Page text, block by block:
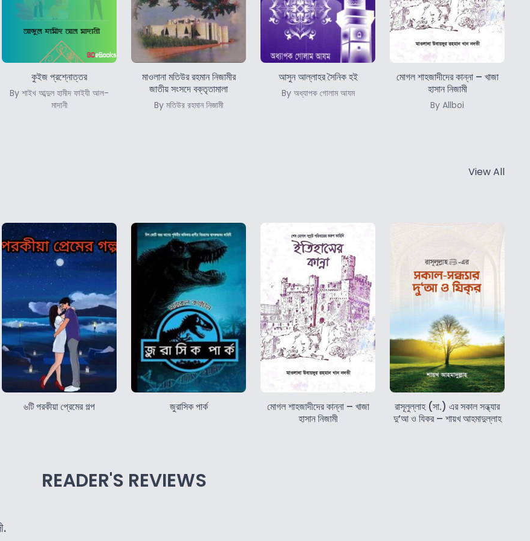
কুইজ প্রশ্নোত্তর
By শাইখ আব্দুল হামীদ ফাইযী আল-
মাদানী
মাওলানা মতিউর রহমান নিজামীর
জাতীয় সংসদে বক্তৃতামালা
By মতিউর রহমান নিজামী
আসুন আল্লাহর সৈনিক হই
By অধ্যাপক গোলাম আযম
মোগল শাহজাদীদের কান্না – খাজা
হাসান নিজামী
By Allboi
View All
৬টি পরকীয়া প্রেমের গল্প জুরাসিক পার্ক
মোগল শাহজাদীদের কান্না – খাজা
হাসান নিজামী
রাসূলুল্লাহ (সা.) এর সকাল সন্ধ্যার
দু’আ ও যিকর – শায়খ আহমাদুল্লাহ
READER'S REVIEWS